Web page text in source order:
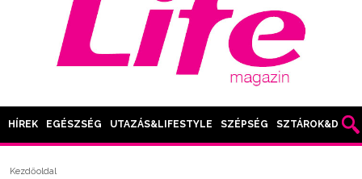
HÍREK EGÉSZSÉG UTAZÁS&LIFESTYLE SZÉPSÉG SZTÁROK&DIVAT
Kezdőoldal